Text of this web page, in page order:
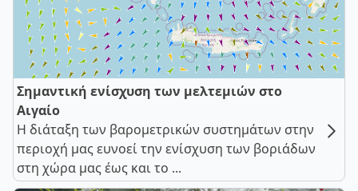
Σημαντική ενίσχυση των μελτεμιών στο
Αιγαίο
Η διάταξη των βαρομετρικών συστημάτων στην
περιοχή μας ευνοεί την ενίσχυση των βοριάδων
στη χώρα μας έως και το ...